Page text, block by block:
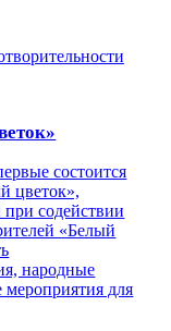
состоится
цветок»,
содействии
«Белый
народные
мероприятия для